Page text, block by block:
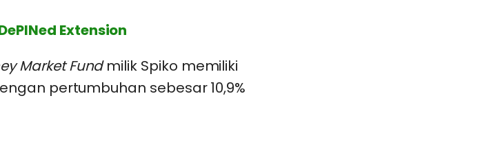
Extension
Market Fundmilik Spiko memiliki
pertumbuhan sebesar 10,9%